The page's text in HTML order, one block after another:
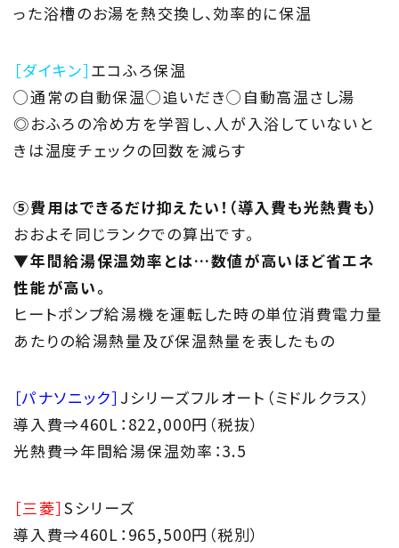
った浴槽のお湯を熱交換し、効率的に保温
［ダイキン］ エコふろ保温
◯通常の自動保温◯追いだき◯自動高温さし湯
◎おふろの冷め方を学習し、人が入浴していないと
きは温度チェックの回数を減らす
⑤費用はできるだけ抑えたい！（導入費も光熱費も）
おおよそ同じランクでの算出です。
▼年間給湯保温効率とは…数値が高いほど省エネ
性能が高い。
ヒートポンプ給湯機を運転した時の単位消費電力量
あたりの給湯熱量及び保温熱量を表したもの
［パナソニック］ Jシリーズフルオート（ミドルクラス）
導入費⇒460L：822,000円（税抜）
光熱費⇒年間給湯保温効率：3.5
［三菱］Sシリーズ
導入費⇒460L：965,500円（税別）